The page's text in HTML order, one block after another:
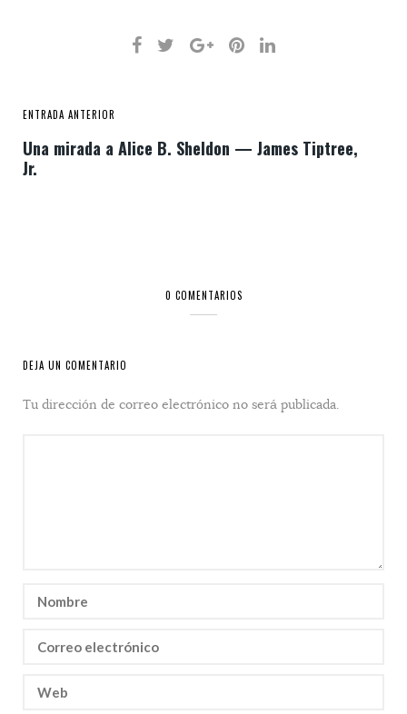
ENTRADA ANTERIOR
Una mirada a Alice B. Sheldon — James Tiptree,
Jr.
0 COMENTARIOS
DEJA UN COMENTARIO
Tu dirección de correo electrónico no será publicada.